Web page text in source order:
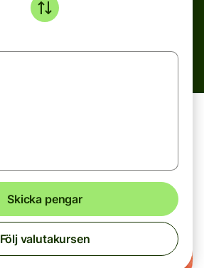
Skicka pengar
Följ valutakursen